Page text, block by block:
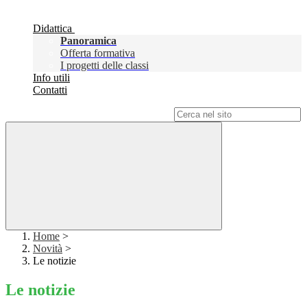
Didattica
Panoramica
Offerta formativa
I progetti delle classi
Info utili
Contatti
Home >
Novità >
Le notizie
Le notizie